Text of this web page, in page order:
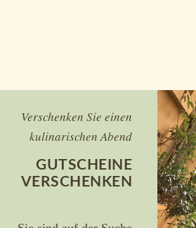
Verschenken Sie einen
kulinarischen Abend
GUTSCHEINE
VERSCHENKEN